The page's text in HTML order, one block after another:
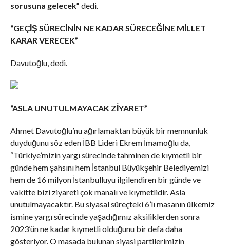
sorusuna gelecek” dedi.
“GEÇİŞ SÜRECİNİN NE KADAR SÜRECEĞİNE MİLLET
KARAR VERECEK”
Davutoğlu, dedi.
“ASLA UNUTULMAYACAK ZİYARET”
Ahmet Davutoğlu’nu ağırlamaktan büyük bir memnunluk
duyduğunu söz eden İBB Lideri Ekrem İmamoğlu da,
“Türkiye’mizin yargı sürecinde tahminen de kıymetli bir
günde hem şahsını hem İstanbul Büyükşehir Belediyemizi
hem de 16 milyon İstanbulluyu ilgilendiren bir günde ve
vakitte bizi ziyareti çok manalı ve kıymetlidir. Asla
unutulmayacaktır. Bu siyasal süreçteki 6’lı masanın ülkemiz
ismine yargı sürecinde yaşadığımız aksiliklerden sonra
2023’ün ne kadar kıymetli olduğunu bir defa daha
gösteriyor. O masada bulunan siyasi partilerimizin